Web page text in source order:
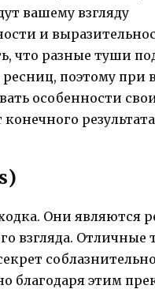
вашему взгляду
и
что разные туши
поэтому при
особенности
Они являются
взгляда. Отличные
благодаря этим